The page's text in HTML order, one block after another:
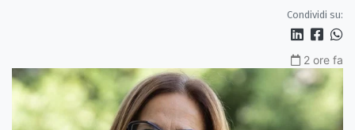
Condividi su:
2 ore fa